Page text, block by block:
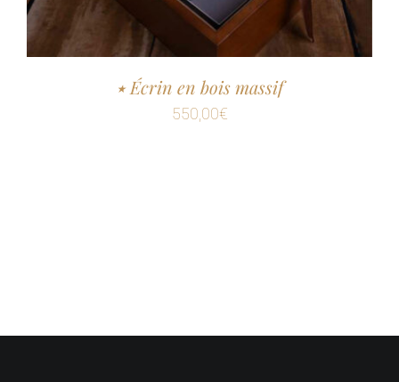
٭ Écrin en bois massif
550,00€